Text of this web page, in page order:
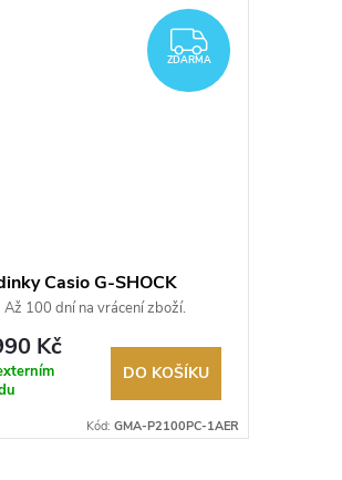
ZDARMA
ZDARMA
Casio G-SHOCK
P2100PC-1AER
Až 100 dní na vrácení zboží.
prodejce.
Kč
DO KOŠÍKU
Kód: GMA-P2100PC-1AER